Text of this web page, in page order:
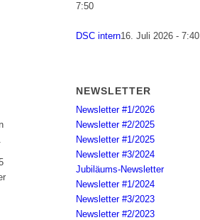
7:50
DSC intern16. Juli 2026 - 7:40
NEWSLETTER
Newsletter #1/2026
Newsletter #2/2025
Newsletter #1/2025
Newsletter #3/2024
Jubiläums-Newsletter
Newsletter #1/2024
Newsletter #3/2023
Newsletter #2/2023